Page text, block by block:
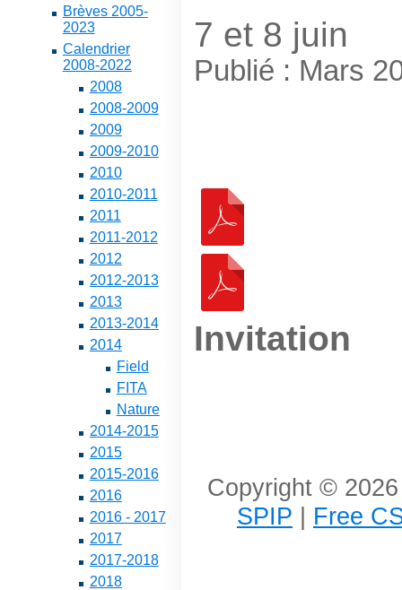
Brèves 2005-
2023
Calendrier
2008-2022
2008
2008-2009
2009
2009-2010
2010
2010-2011
2011
2011-2012
2012
2012-2013
2013
2013-2014
2014
Field
FITA
Nature
2014-2015
2015
2015-2016
2016
2016 - 2017
2017
2017-2018
2018
7 et 8 juin
Publié : Mars
Invitation
Copyright ©
SPIP | Free